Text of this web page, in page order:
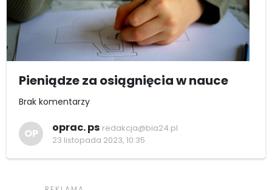
Pieniądze za osiągnięcia w nauce
Brak komentarzy
OP oprac. ps redakcja@bia24.pl
23 listopada 2023, 10:35